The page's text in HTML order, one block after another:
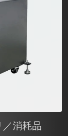
消耗品